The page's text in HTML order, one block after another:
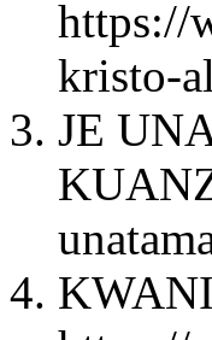
https://
kristo-
JE